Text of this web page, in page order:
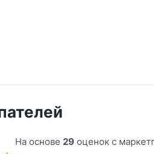
На основе 29 оценок с